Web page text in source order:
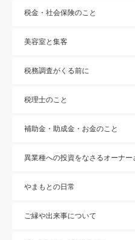
税金・社会保険のこと
美容室と集客
税務調査がくる前に
税理士のこと
補助金・助成金・お金のこと
異業種への投資をなさるオーナー
やまもとの日常
ご縁や出来事について